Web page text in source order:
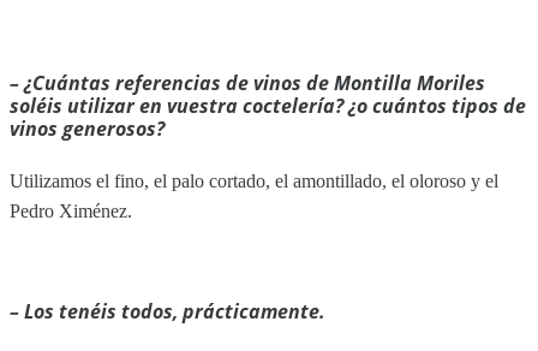
– ¿Cuántas referencias de vinos de Montilla Moriles
soléis utilizar en vuestra coctelería? ¿o cuántos tipos de
vinos generosos?
Utilizamos el fino, el palo cortado, el amontillado, el oloroso y el
Pedro Ximénez.
– Los tenéis todos, prácticamente.